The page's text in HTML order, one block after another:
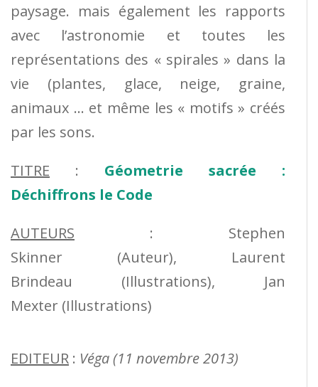
paysage. mais également les rapports
avec l’astronomie et toutes les
représentations des « spirales » dans la
vie (plantes, glace, neige, graine,
animaux … et même les « motifs » créés
par les sons.
TITRE : Géometrie sacrée :
Déchiffrons le Code
AUTEURS : Stephen
Skinner (Auteur), Laurent
Brindeau (Illustrations), Jan
Mexter (Illustrations)
EDITEUR : Véga (11 novembre 2013)